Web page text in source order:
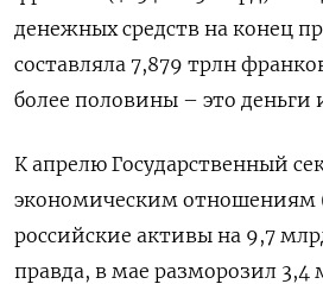
денежных средств на конец
составляла 7,879 трлн
более половины – это деньги
К апрелю Государственный
экономическим отношениям
российские активы на 9,7
правда, в мае разморозил 3,4